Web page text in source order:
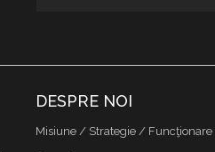
DESPRE NOI
Misiune / Strategie / Funcţionare